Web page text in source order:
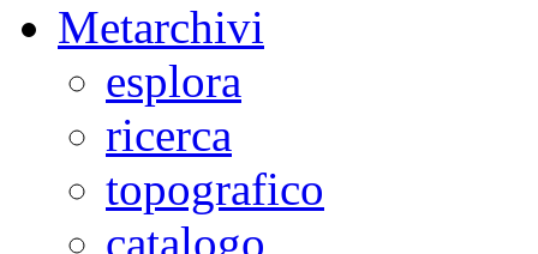
Metarchivi
esplora
ricerca
topografico
catalogo